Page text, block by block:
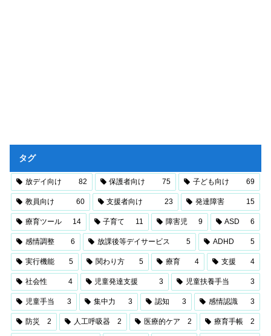
タグ
放デイ向け 82 保護者向け 75 子ども向け 69
教員向け 60 支援者向け 23 発達障害 15
療育ツール 14 子育て 11 障害児 9 ASD 6
感情調整 6 放課後等デイサービス 5 ADHD 5
実行機能 5 関わり方 5 療育 4 支援 4
社会性 4 児童発達支援 3 児童扶養手当 3
児童手当 3 集中力 3 認知 3 感情認識 3
防災 2 人工呼吸器 2 医療的ケア 2 療育手帳 2